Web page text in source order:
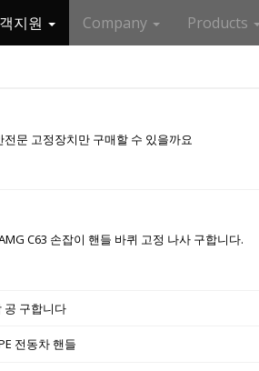
전문 고정장치만 구매할 수 있을까요
C63 손잡이 핸들 바퀴 고정 나사 구합니다.
공 구합니다
전동차 핸들
지원 Company Products